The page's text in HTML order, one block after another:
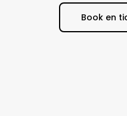
Book en